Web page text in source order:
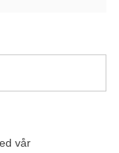
vår